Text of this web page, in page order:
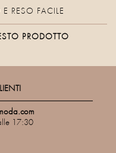
RESO FACILE
PRODOTTO
17:30